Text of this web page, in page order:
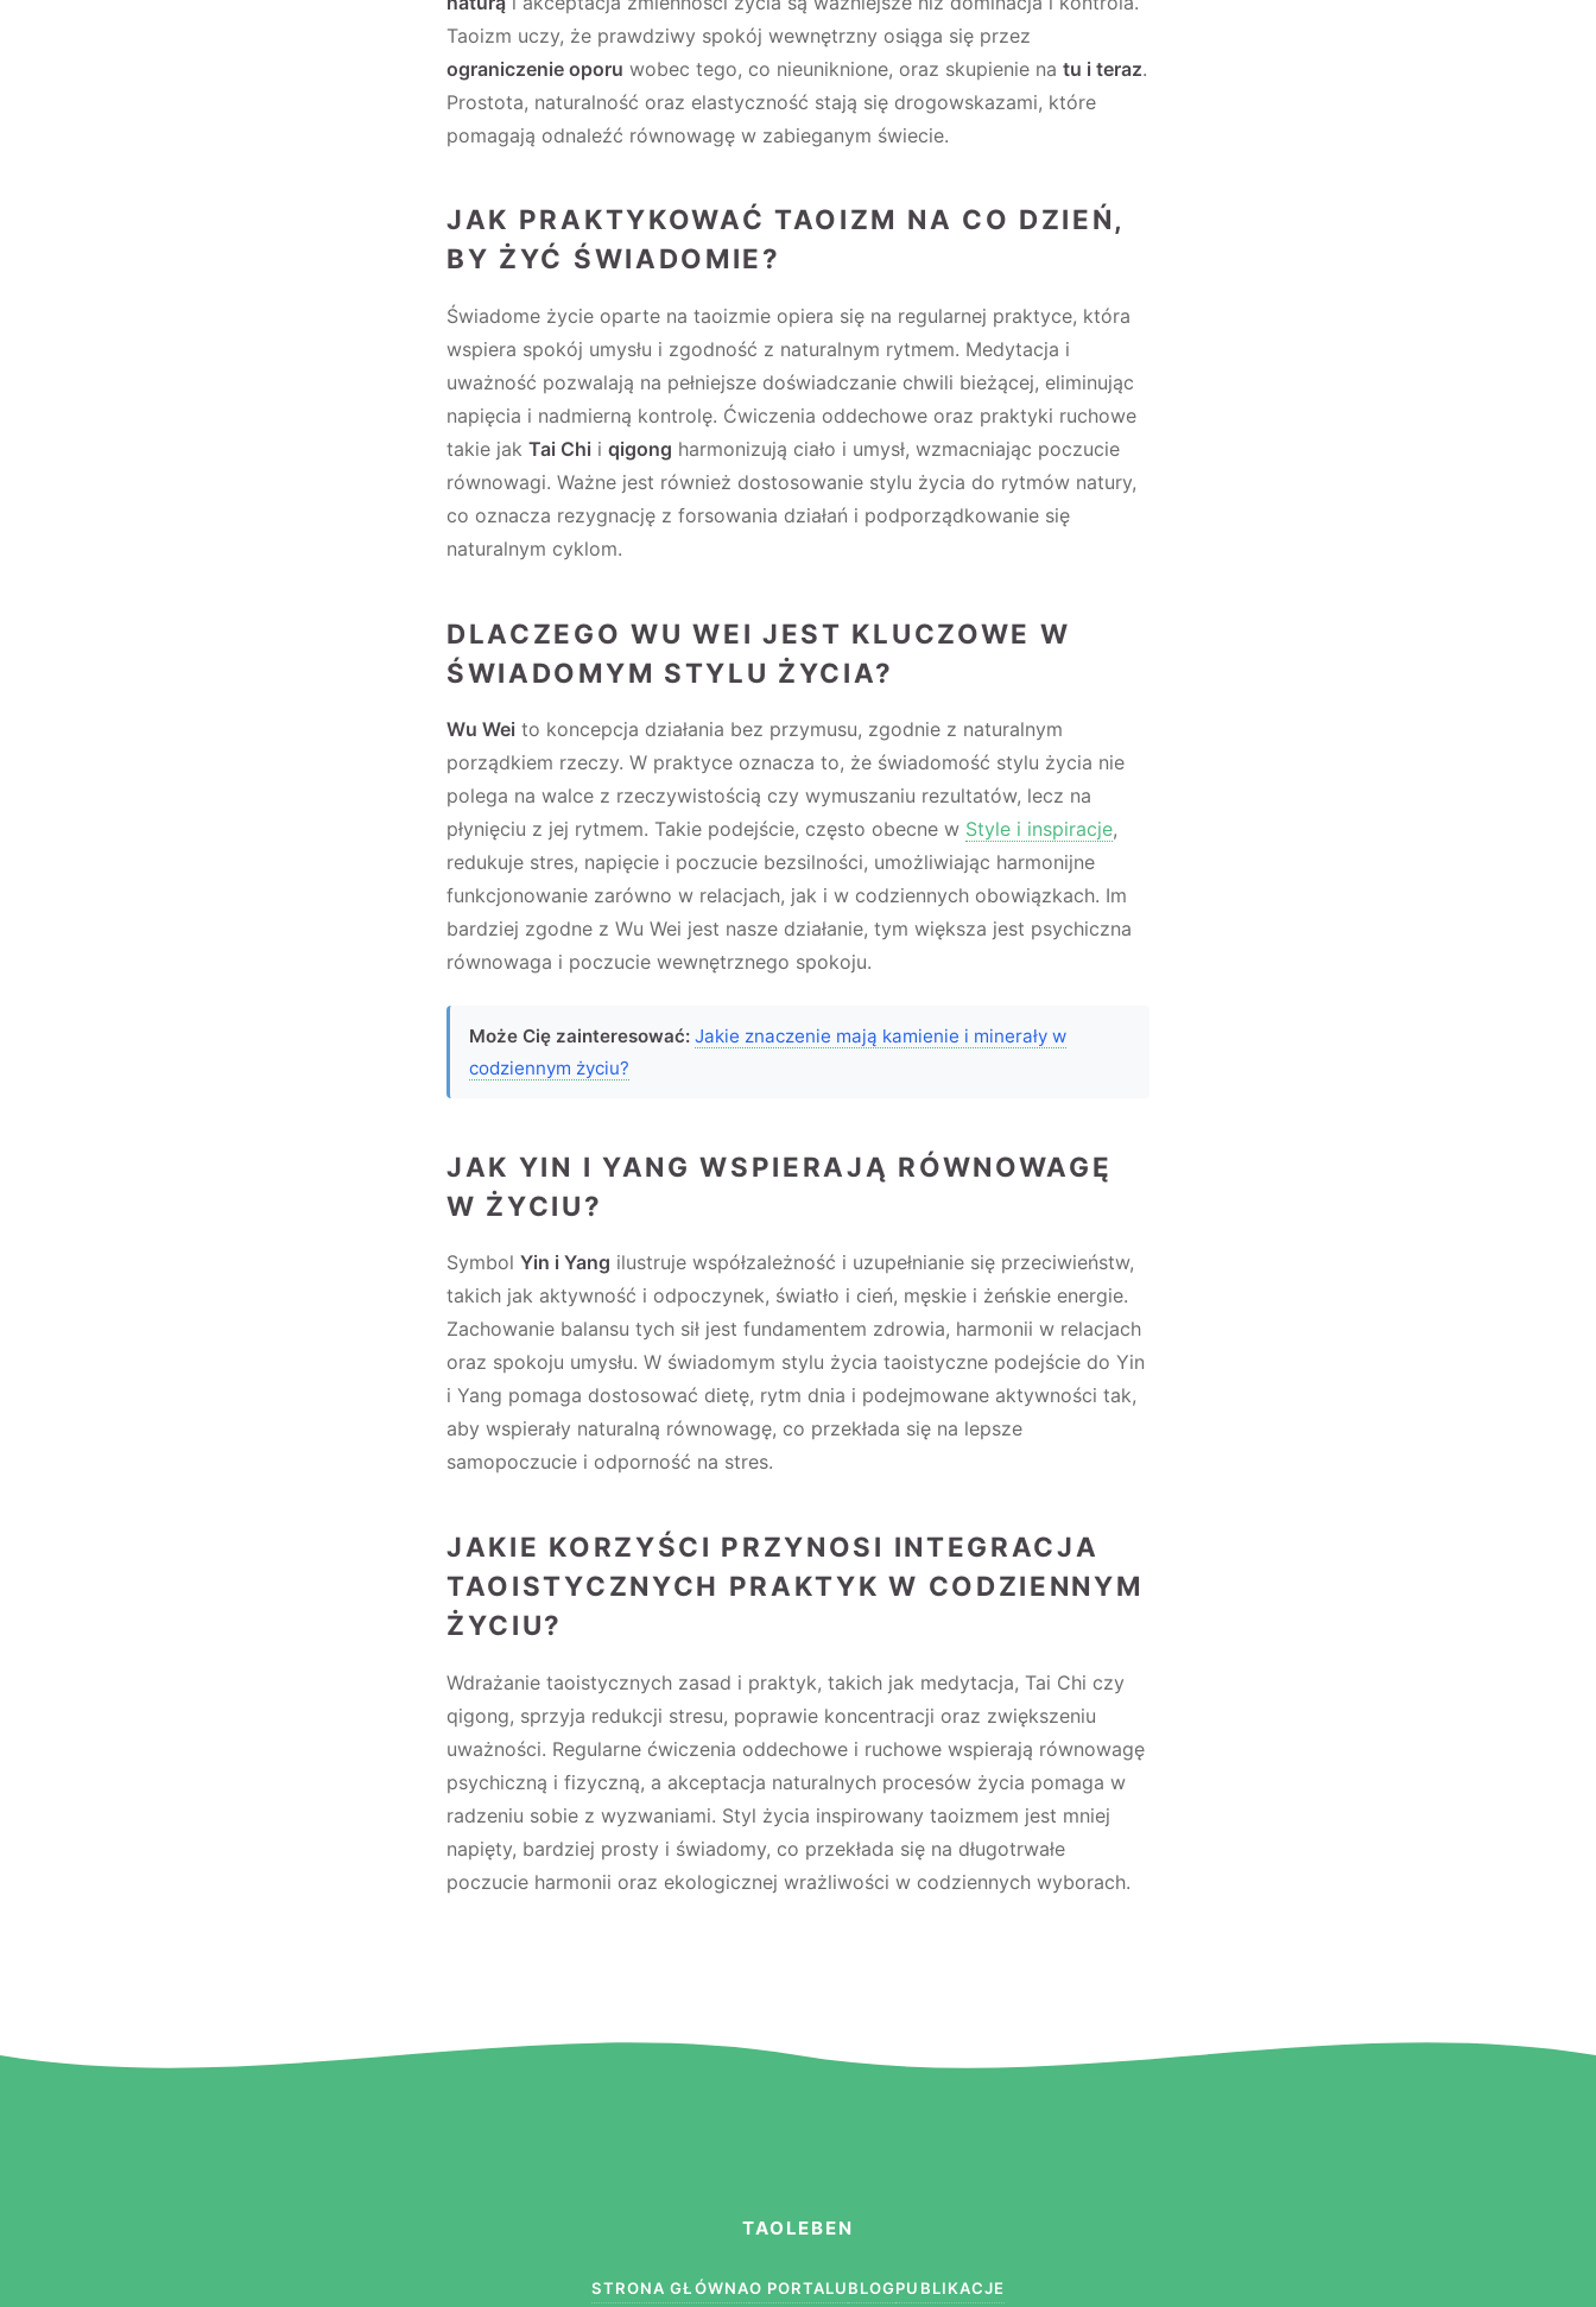
Taoizm uczy, że prawdziwy spokój wewnętrzny osiąga się przez
ograniczenie oporu wobec tego, co nieuniknione, oraz skupienie na tu i teraz.
Prostota, naturalność oraz elastyczność stają się drogowskazami, które
pomagają odnaleźć równowagę w zabieganym świecie.
JAK PRAKTYKOWAĆ TAOIZM NA CO DZIEŃ,
BY ŻYĆ ŚWIADOMIE?
Świadome życie oparte na taoizmie opiera się na regularnej praktyce, która
wspiera spokój umysłu i zgodność z naturalnym rytmem. Medytacja i
uważność pozwalają na pełniejsze doświadczanie chwili bieżącej, eliminując
napięcia i nadmierną kontrolę. Ćwiczenia oddechowe oraz praktyki ruchowe
takie jak Tai Chi i qigong harmonizują ciało i umysł, wzmacniając poczucie
równowagi. Ważne jest również dostosowanie stylu życia do rytmów natury,
co oznacza rezygnację z forsowania działań i podporządkowanie się
naturalnym cyklom.
DLACZEGO WU WEI JEST KLUCZOWE W
ŚWIADOMYM STYLU ŻYCIA?
Wu Wei to koncepcja działania bez przymusu, zgodnie z naturalnym
porządkiem rzeczy. W praktyce oznacza to, że świadomość stylu życia nie
polega na walce z rzeczywistością czy wymuszaniu rezultatów, lecz na
płynięciu z jej rytmem. Takie podejście, często obecne w Style i inspiracje,
redukuje stres, napięcie i poczucie bezsilności, umożliwiając harmonijne
funkcjonowanie zarówno w relacjach, jak i w codziennych obowiązkach. Im
bardziej zgodne z Wu Wei jest nasze działanie, tym większa jest psychiczna
równowaga i poczucie wewnętrznego spokoju.
Może Cię zainteresować: Jakie znaczenie mają kamienie i minerały w
codziennym życiu?
JAK YIN I YANG WSPIERAJĄ RÓWNOWAGĘ
W ŻYCIU?
Symbol Yin i Yang ilustruje współzależność i uzupełnianie się przeciwieństw,
takich jak aktywność i odpoczynek, światło i cień, męskie i żeńskie energie.
Zachowanie balansu tych sił jest fundamentem zdrowia, harmonii w relacjach
oraz spokoju umysłu. W świadomym stylu życia taoistyczne podejście do Yin
i Yang pomaga dostosować dietę, rytm dnia i podejmowane aktywności tak,
aby wspierały naturalną równowagę, co przekłada się na lepsze
samopoczucie i odporność na stres.
JAKIE KORZYŚCI PRZYNOSI INTEGRACJA
TAOISTYCZNYCH PRAKTYK W CODZIENNYM
ŻYCIU?
Wdrażanie taoistycznych zasad i praktyk, takich jak medytacja, Tai Chi czy
qigong, sprzyja redukcji stresu, poprawie koncentracji oraz zwiększeniu
uważności. Regularne ćwiczenia oddechowe i ruchowe wspierają równowagę
psychiczną i fizyczną, a akceptacja naturalnych procesów życia pomaga w
radzeniu sobie z wyzwaniami. Styl życia inspirowany taoizmem jest mniej
napięty, bardziej prosty i świadomy, co przekłada się na długotrwałe
poczucie harmonii oraz ekologicznej wrażliwości w codziennych wyborach.
TAOLEBEN
STRONA GŁÓWNAO PORTALUBLOGPUBLIKACJE